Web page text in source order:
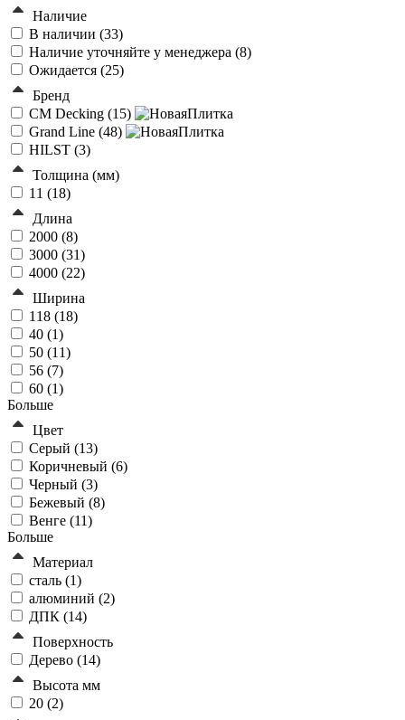
Наличие
В наличии (33)
Наличие уточняйте у менеджера (8)
Ожидается (25)
Бренд
CM Decking (15)
Grand Line (48)
HILST (3)
Толщина (мм)
11 (18)
Длина
2000 (8)
3000 (31)
4000 (22)
Ширина
118 (18)
40 (1)
50 (11)
56 (7)
60 (1)
Больше
Цвет
Серый (13)
Коричневый (6)
Черный (3)
Бежевый (8)
Венге (11)
Больше
Материал
сталь (1)
алюминий (2)
ДПК (14)
Поверхность
Дерево (14)
Высота мм
20 (2)